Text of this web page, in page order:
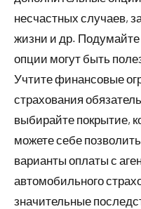
несчастных случаев,
жизни и др. Подумайте
опции могут быть
Учтите финансовые
страхования
выбирайте покрытие,
можете себе
варианты оплаты с
автомобильного
значительные